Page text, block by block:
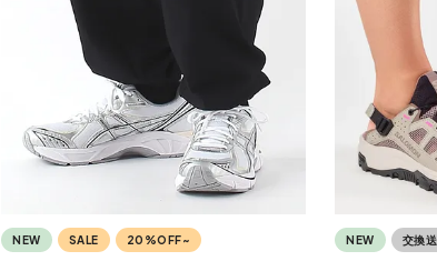
NEW SALE 20%OFF~ NEW 交換